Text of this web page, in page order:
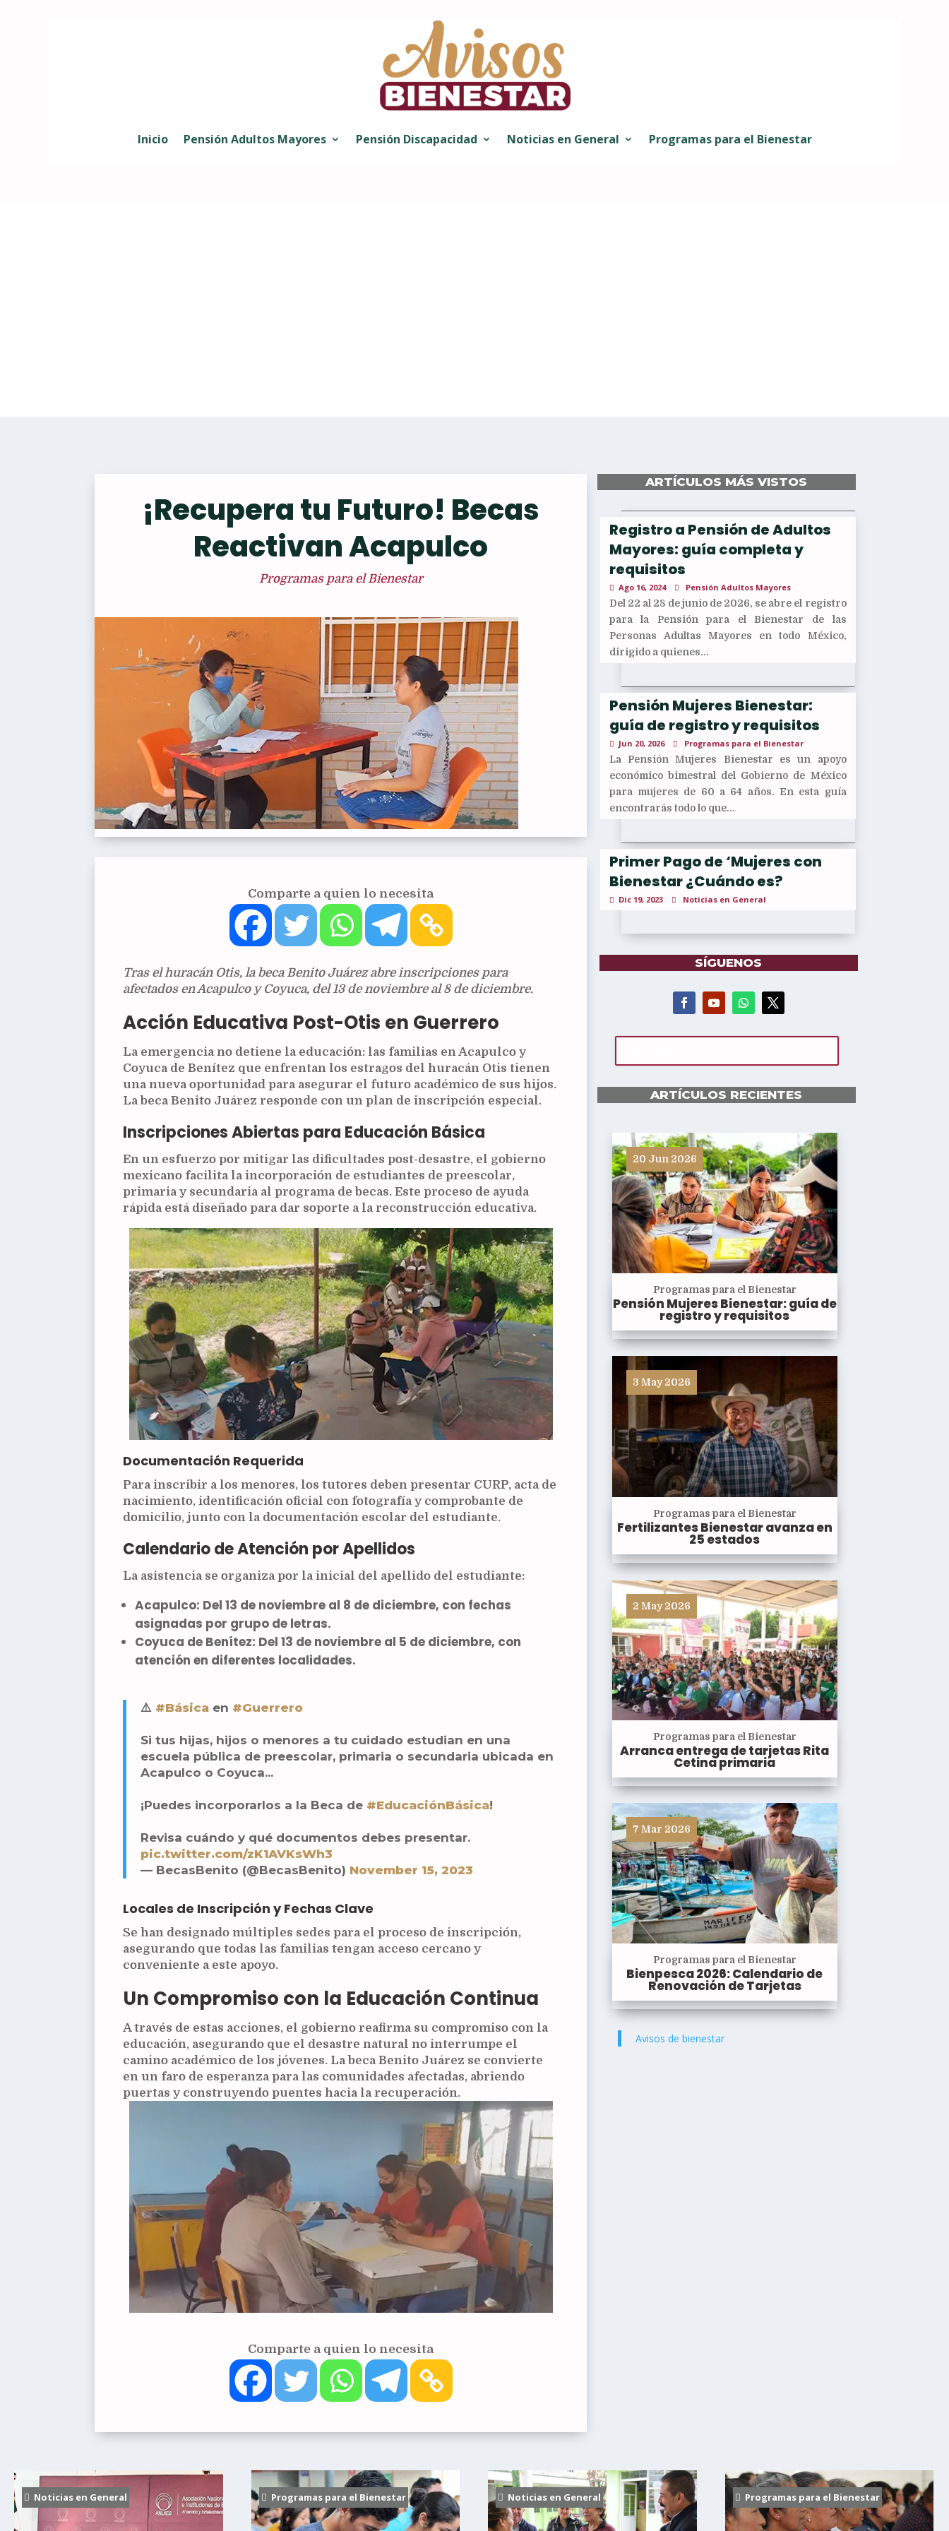
Inicio Pensión Adultos Mayores Pensión Discapacidad Noticias en General Programas para el Bienestar
¡Recupera tu Futuro! Becas
Reactivan Acapulco
Programas para el Bienestar
Comparte a quien lo necesita
Tras el huracán Otis, la beca Benito Juárez abre inscripciones para
afectados en Acapulco y Coyuca, del 13 de noviembre al 8 de diciembre.
Acción Educativa Post-Otis en Guerrero
La emergencia no detiene la educación: las familias en Acapulco y
Coyuca de Benítez que enfrentan los estragos del huracán Otis tienen
una nueva oportunidad para asegurar el futuro académico de sus hijos.
La beca Benito Juárez responde con un plan de inscripción especial.
Inscripciones Abiertas para Educación Básica
En un esfuerzo por mitigar las dificultades post-desastre, el gobierno
mexicano facilita la incorporación de estudiantes de preescolar,
primaria y secundaria al programa de becas. Este proceso de ayuda
rápida está diseñado para dar soporte a la reconstrucción educativa.
Documentación Requerida
Para inscribir a los menores, los tutores deben presentar CURP, acta de
nacimiento, identificación oficial con fotografía y comprobante de
domicilio, junto con la documentación escolar del estudiante.
Calendario de Atención por Apellidos
La asistencia se organiza por la inicial del apellido del estudiante:
Acapulco: Del 13 de noviembre al 8 de diciembre, con fechas
asignadas por grupo de letras.
Coyuca de Benítez: Del 13 de noviembre al 5 de diciembre, con
atención en diferentes localidades.
⚠️ #Básica en #Guerrero
Si tus hijas, hijos o menores a tu cuidado estudian en una
escuela pública de preescolar, primaria o secundaria ubicada en
Acapulco o Coyuca...
¡Puedes incorporarlos a la Beca de #EducaciónBásica!
Revisa cuándo y qué documentos debes presentar.
pic.twitter.com/zK1AVKsWh3
— BecasBenito (@BecasBenito) November 15, 2023
Locales de Inscripción y Fechas Clave
Se han designado múltiples sedes para el proceso de inscripción,
asegurando que todas las familias tengan acceso cercano y
conveniente a este apoyo.
Un Compromiso con la Educación Continua
A través de estas acciones, el gobierno reafirma su compromiso con la
educación, asegurando que el desastre natural no interrumpe el
camino académico de los jóvenes. La beca Benito Juárez se convierte
en un faro de esperanza para las comunidades afectadas, abriendo
puertas y construyendo puentes hacia la recuperación.
Comparte a quien lo necesita
ARTÍCULOS MÁS VISTOS
Registro a Pensión de Adultos
Mayores: guía completa y
requisitos
Ago 16, 2024 Pensión Adultos Mayores
Del 22 al 28 de junio de 2026, se abre el registro
para la Pensión para el Bienestar de las
Personas Adultas Mayores en todo México,
dirigido a quienes...
Pensión Mujeres Bienestar:
guía de registro y requisitos
Jun 20, 2026 Programas para el Bienestar
La Pensión Mujeres Bienestar es un apoyo
económico bimestral del Gobierno de México
para mujeres de 60 a 64 años. En esta guía
encontrarás todo lo que...
Primer Pago de ‘Mujeres con
Bienestar ¿Cuándo es?
Dic 19, 2023 Noticias en General
SÍGUENOS
ARTÍCULOS RECIENTES
20 Jun 2026
Programas para el Bienestar
Pensión Mujeres Bienestar: guía de
registro y requisitos
3 May 2026
Programas para el Bienestar
Fertilizantes Bienestar avanza en
25 estados
2 May 2026
Programas para el Bienestar
Arranca entrega de tarjetas Rita
Cetina primaria
7 Mar 2026
Programas para el Bienestar
Bienpesca 2026: Calendario de
Renovación de Tarjetas
Avisos de bienestar
Noticias en General Programas para el Bienestar Noticias en General Programas para el Bienestar